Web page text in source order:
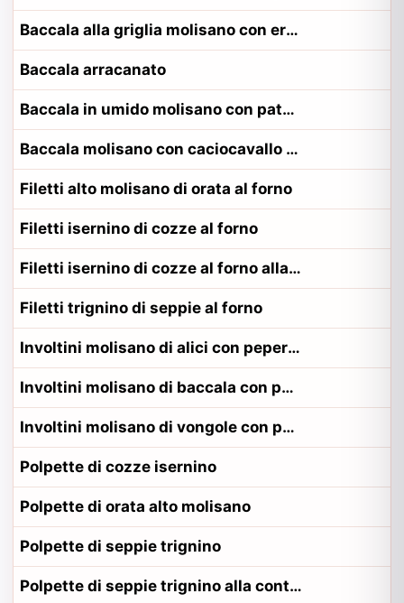
Baccala alla griglia molisano con erbe
Baccala arracanato
Baccala in umido molisano con patate
Baccala molisano con caciocavallo e pomodoro
Filetti alto molisano di orata al forno
Filetti isernino di cozze al forno
Filetti isernino di cozze al forno alla contadina isernino
Filetti trignino di seppie al forno
Involtini molisano di alici con peperoni
Involtini molisano di baccala con peperoni
Involtini molisano di vongole con peperoni
Polpette di cozze isernino
Polpette di orata alto molisano
Polpette di seppie trignino
Polpette di seppie trignino alla contadina trignino